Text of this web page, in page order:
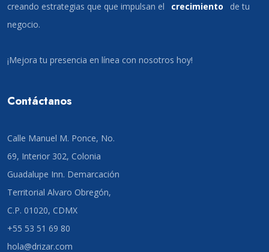
creando estrategias que que impulsan el
crecimiento
de tu
negocio.
¡Mejora tu presencia en línea con nosotros hoy!
Contáctanos
Calle Manuel M. Ponce, No.
69, Interior 302, Colonia
Guadalupe Inn. Demarcación
Territorial Alvaro Obregón,
C.P. 01020, CDMX
+55 53 51 69 80
hola@drizar.com